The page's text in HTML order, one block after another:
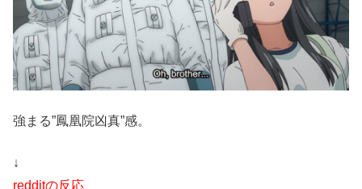
強まる”鳳凰院凶真”感。
↓
redditの反応